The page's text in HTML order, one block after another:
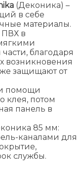
(Деконика) –
в себе
материалы.
ПВХ в
благодаря
возникновения
же защищают от
помощи
клея, потом
панель в
85 мм:
каналами для
службы.